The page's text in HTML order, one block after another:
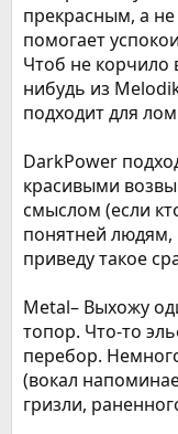
прекрасным, а
помогает
Чтоб не корчило
нибудь из
подходит для
DarkPower
красивыми
смыслом (если
понятней
приведу такое
Metal– Выхожу
топор. Что-то
перебор.
(вокал
гризли,